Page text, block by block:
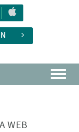
WEB